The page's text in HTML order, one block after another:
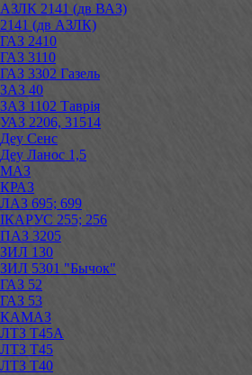
АЗЛК 2141 (дв ВАЗ)
2141 (дв АЗЛК)
ГАЗ 2410
ГАЗ 3110
ГАЗ 3302 Газель
ЗАЗ 40
ЗАЗ 1102 Таврія
УАЗ 2206, 31514
Деу Сенс
Деу Ланос 1,5
МАЗ
КРАЗ
ЛАЗ 695; 699
ІКАРУС 255; 256
ПАЗ 3205
ЗИЛ 130
ЗИЛ 5301 "Бычок"
ГАЗ 52
ГАЗ 53
КАМАЗ
ЛТЗ Т45А
ЛТЗ Т45
ЛТЗ Т40